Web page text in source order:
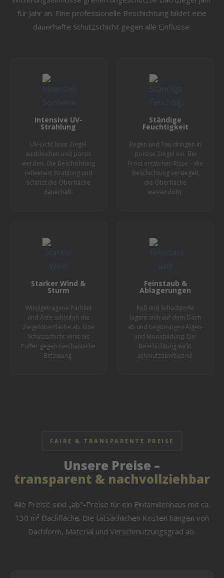
für Jahr an. Eine professionelle Beschichtung bildet eine
dauerhafte Schutzschicht gegen alle Einflüsse.
Intensive UV-
Strahlung
UV-Licht lässt Ziegel
ausbleichen und porös
werden. Die Beschichtung
reflektiert Strahlung und
schützt die Oberfläche
dauerhaft.
Ständige
Feuchtigkeit
Regen und Tau dringen in
poröse Ziegel ein. Bei
Frost entstehen Risse – die
Beschichtung versiegelt
die Oberfläche
wasserdicht.
Starker Wind &
Sturm
Windgetragene Partikel
und Äste schleifen die
Ziegeloberfläche ab. Eine
Schutzschicht wirkt als
Puffer gegen mechanische
Belastung.
Feinstaub &
Ablagerungen
Ruß und Schadstoffe
lagern sich auf dem Dach
ab und begünstigen Algen-
und Moosbildung. Die
Beschichtung wirkt
schmutzabweisend.
FAIRE & TRANSPARENTE PREISE
Unsere Preise –
transparent & nachvollziehbar
Alle Preise sind „ab"-Preise für ein Einfamilienhaus mit ca.
130 m² Dachfläche. Die tatsächlichen Kosten hängen von
Dachform, Material und Verschmutzungsgrad ab.